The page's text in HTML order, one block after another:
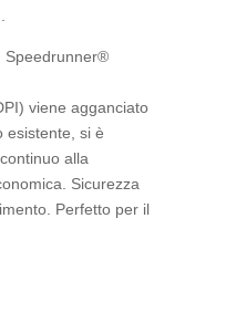
Speedrunner®
viene agganciato
esistente, si è
alla
Sicurezza
Perfetto per il